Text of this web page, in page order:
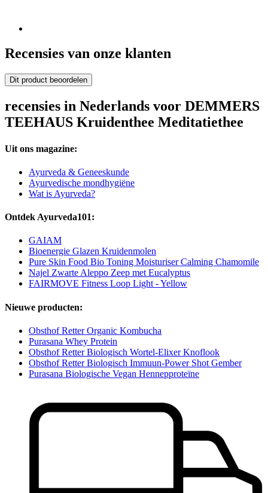
Recensies van onze klanten
Dit product beoordelen
recensies in Nederlands voor DEMMERS
TEEHAUS Kruidenthee Meditatiethee
Uit ons magazine:
Ayurveda & Geneeskunde
Ayurvedische mondhygiëne
Wat is Ayurveda?
Ontdek Ayurveda101:
GAIAM
Bioenergie Glazen Kruidenmolen
Pure Skin Food Bio Toning Moisturiser Calming Chamomile
Najel Zwarte Aleppo Zeep met Eucalyptus
FAIRMOVE Fitness Loop Light - Yellow
Nieuwe producten:
Obsthof Retter Organic Kombucha
Purasana Whey Protein
Obsthof Retter Biologisch Wortel-Elixer Knoflook
Obsthof Retter Biologisch Immuun-Power Shot Gember
Purasana Biologische Vegan Hennepproteïne